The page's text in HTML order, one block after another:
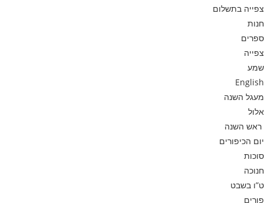
צפייה בתשלום
חנות
ספרים
צפייה
שמע
English
מעגל השנה
אלול
ראש השנה
יום הכיפורים
סוכות
חנוכה
ט”ו בשבט
פורים